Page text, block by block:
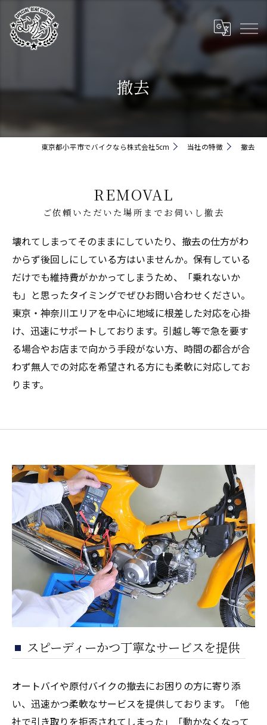
撤去
東京都小平市でバイクなら株式会社5cm 当社の特徴 撤去
ご依頼いただいた場所までお伺いし撤去
REMOVAL
壊れてしまってそのままにしていたり、撤去の仕方がわ
からず後回しにしている方はいませんか。保有している
だけでも維持費がかかってしまうため、「乗れないか
も」と思ったタイミングでぜひお問い合わせください。
東京・神奈川エリアを中心に地域に根差した対応を心掛
け、迅速にサポートしております。引越し等で急を要す
る場合やお店まで向かう手段がない方、時間の都合が合
わず無人での対応を希望される方にも柔軟に対応してお
ります。
スピーディーかつ丁寧なサービスを提供
オートバイや原付バイクの撤去にお困りの方に寄り添
い、迅速かつ柔軟なサービスを提供しております。「他
社で引き取りを拒否されてしまった」「動かなくなって